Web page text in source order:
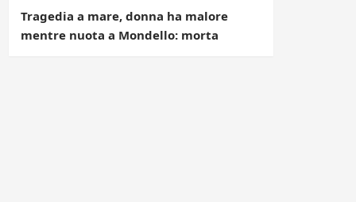
Tragedia a mare, donna ha malore
mentre nuota a Mondello: morta